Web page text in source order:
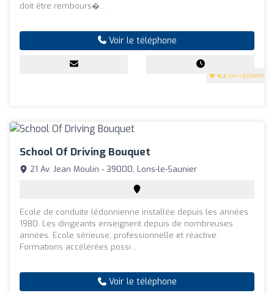
4.3 (44 Opinions)
doit être rembours�...
Voir le téléphone
School Of Driving Bouquet
21 Av. Jean Moulin - 39000, Lons-le-Saunier
Ecole de conduite lédonnienne installée depuis les années
1980. Les dirigeants enseignent depuis de nombreuses
années. Ecole sérieuse, professionnelle et réactive.
Formations accélérées possi...
Voir le téléphone